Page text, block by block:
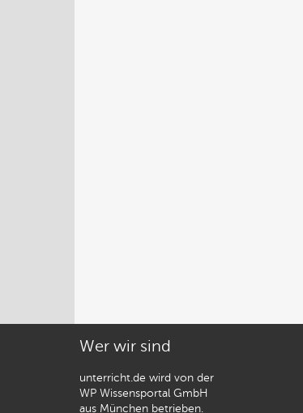
Wer wir sind
unterricht.de wird von der
WP Wissensportal GmbH
aus München betrieben.